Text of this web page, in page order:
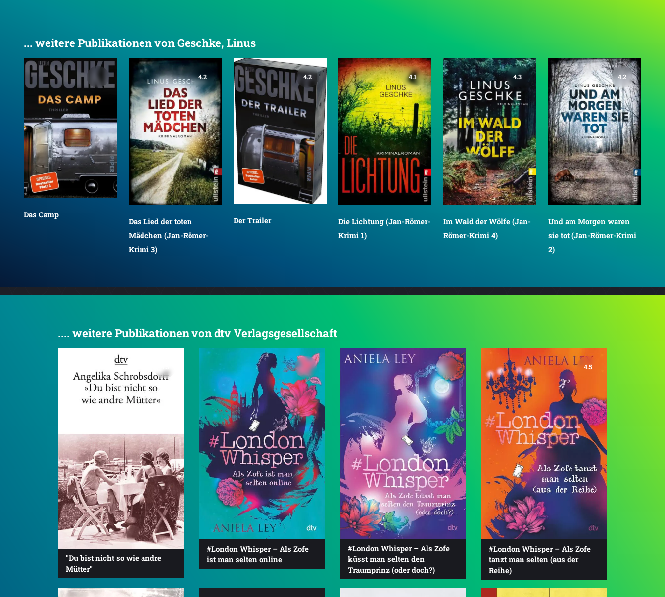
... weitere Publikationen von Geschke, Linus
Das Camp
4.2
Das Lied der toten
Mädchen (Jan-Römer-
Krimi 3)
4.2
Der Trailer
4.1
Die Lichtung (Jan-Römer-
Krimi 1)
4.3
Im Wald der Wölfe (Jan-
Römer-Krimi 4)
4.2
Und am Morgen waren
sie tot (Jan-Römer-Krimi
2)
.... weitere Publikationen von dtv Verlagsgesellschaft
"Du bist nicht so wie andre
Mütter"
#London Whisper – Als Zofe
ist man selten online
#London Whisper – Als Zofe
küsst man selten den
Traumprinz (oder doch?)
4.5
#London Whisper – Als Zofe
tanzt man selten (aus der
Reihe)